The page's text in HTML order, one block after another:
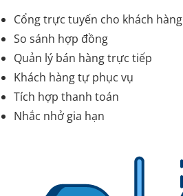
Cổng trực tuyến cho khách hàng
So sánh hợp đồng
Quản lý bán hàng trực tiếp
Khách hàng tự phục vụ
Tích hợp thanh toán
Nhắc nhở gia hạn